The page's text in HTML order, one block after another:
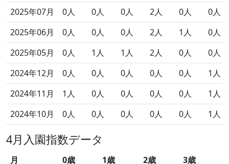
2025年07月
0人 0人 0人 2人 0人
0人
2025年06月
0人 0人 0人 2人 1人
0人
2025年05月
0人 1人 1人 2人 0人
0人
2024年12月
0人 0人 0人 0人 0人
1人
2024年11月
1人 0人 0人 0人 0人
1人
2024年10月
0人 0人 0人 0人 0人 1人
4月入園指数データ
月 0歳 1歳 2歳 3歳